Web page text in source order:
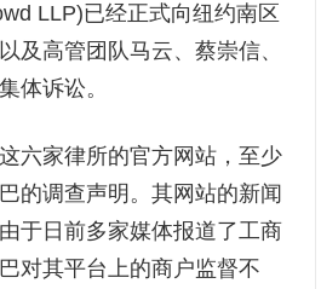
LLP)已经正式向纽约南区
及高管团队马云、蔡崇信、
体诉讼。
六家律所的官方网站，至少
的调查声明。其网站的新闻
于日前多家媒体报道了工商
对其平台上的商户监督不